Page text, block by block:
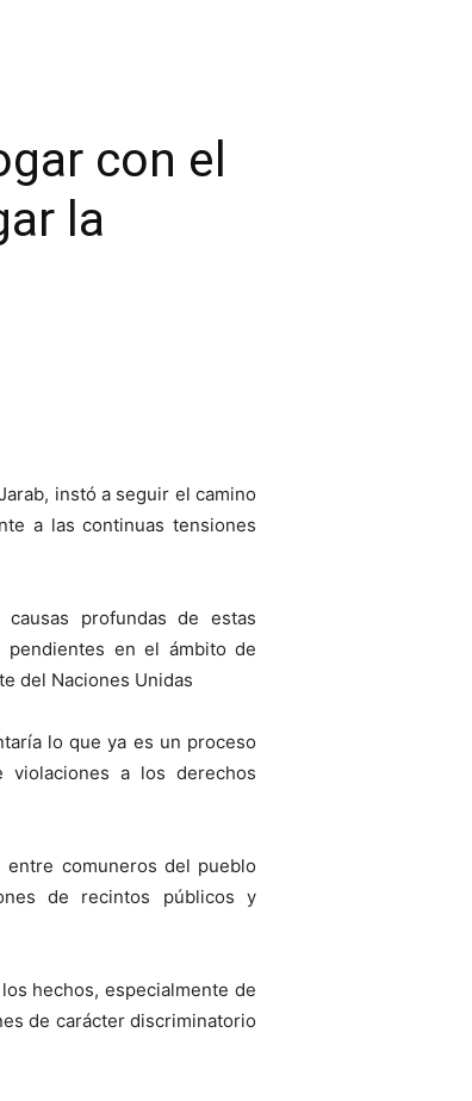
con el
la
instó a seguir el camino
a las continuas tensiones
profundas de estas
en el ámbito de
del Naciones Unidas
lo que ya es un proceso
violaciones a los derechos
entre comuneros del pueblo
de recintos públicos y
hechos, especialmente de
de carácter discriminatorio